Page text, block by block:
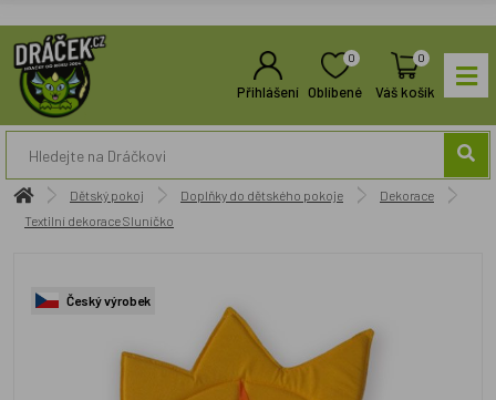
Přihlášení
0
Oblíbené
0
Váš košík
Dětský pokoj Doplňky do dětského pokoje
Dekorace
Textilní dekorace Sluníčko
Český výrobek